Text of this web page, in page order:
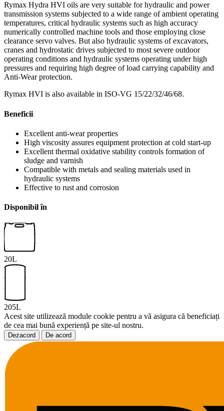
Rymax Hydra HVI oils are very suitable for hydraulic and power
transmission systems subjected to a wide range of ambient operating
temperatures, critical hydraulic systems such as high accuracy
numerically controlled machine tools and those employing close
clearance servo valves. But also hydraulic systems of excavators,
cranes and hydrostatic drives subjected to most severe outdoor
operating conditions and hydraulic systems operating under high
pressures and requiring high degree of load carrying capability and
Anti-Wear protection.
Rymax HVI is also available in ISO-VG 15/22/32/46/68.
Beneficii
Excellent anti-wear properties
High viscosity assures equipment protection at cold start-up
Excellent thermal oxidative stability controls formation of
sludge and varnish
Compatible with metals and sealing materials used in
hydraulic systems
Effective to rust and corrosion
Disponibil în
20L
205L
Acest site utilizează module cookie pentru a vă asigura că beneficiați
de cea mai bună experiență pe site-ul nostru.
Dezacord De acord